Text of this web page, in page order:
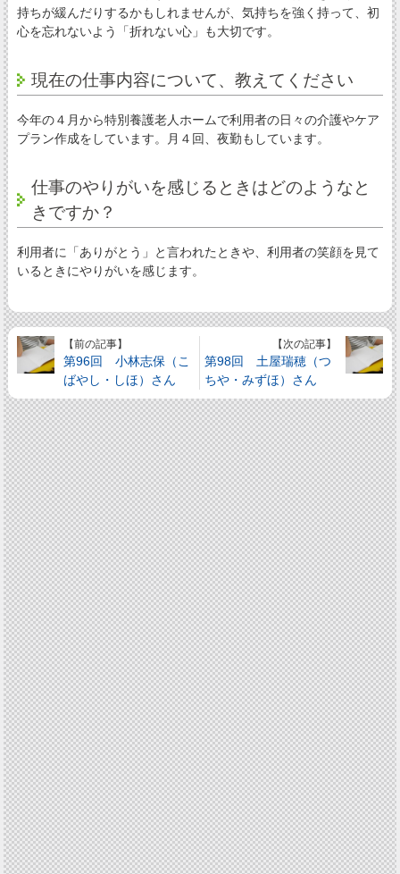
持ちが緩んだりするかもしれませんが、気持ちを強く持って、初
心を忘れないよう「折れない心」も大切です。
現在の仕事内容について、教えてください
今年の４月から特別養護老人ホームで利用者の日々の介護やケア
プラン作成をしています。月４回、夜勤もしています。
仕事のやりがいを感じるときはどのようなと
きですか？
利用者に「ありがとう」と言われたときや、利用者の笑顔を見て
いるときにやりがいを感じます。
【前の記事】
第96回 小林志保（こ
ばやし・しほ）さん
【次の記事】
第98回 土屋瑞穂（つ
ちや・みずほ）さん